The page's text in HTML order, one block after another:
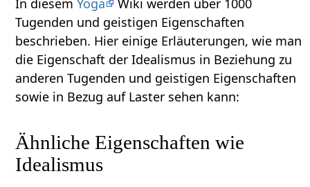
In diesemYoga
Wiki werden über 1000
Tugenden und geistigen Eigenschaften
beschrieben. Hier einige Erläuterungen, wie man
die Eigenschaft der Idealismus in Beziehung zu
anderen Tugenden und geistigen Eigenschaften
sowie in Bezug auf Laster sehen kann:
Ähnliche Eigenschaften wie
Idealismus